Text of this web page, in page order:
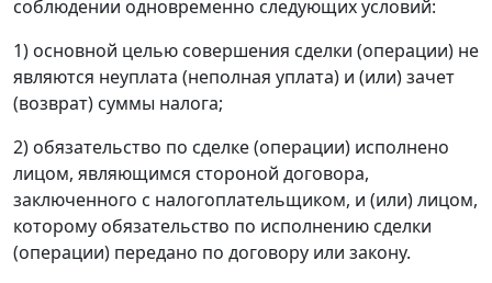
соблюдении одновременно следующих условий:
1) основной целью совершения сделки (операции) не
являются неуплата (неполная уплата) и (или) зачет
(возврат) суммы налога;
2) обязательство по сделке (операции) исполнено
лицом, являющимся стороной договора,
заключенного с налогоплательщиком, и (или) лицом,
которому обязательство по исполнению сделки
(операции) передано по договору или закону.